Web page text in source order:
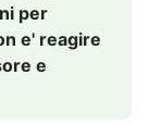
per
e' reagire
e